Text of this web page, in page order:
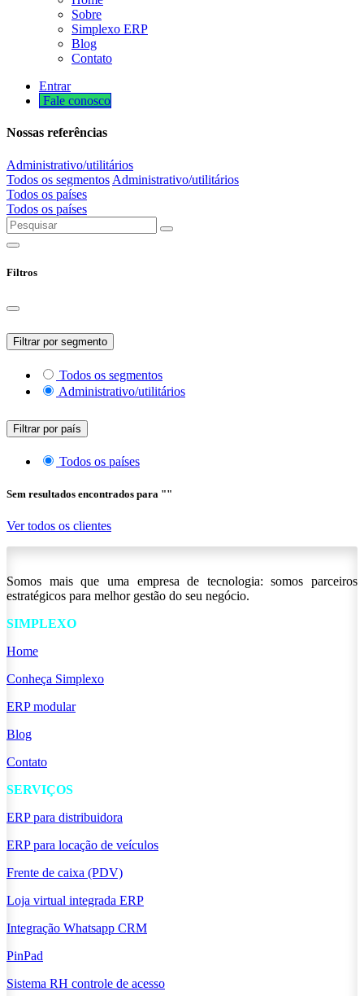
Sobre
Simplexo ERP
Blog
Contato
Entrar
Fale cono​​​​​​​​sco
Nossas referências
Administrativo/utilitários
Todos os segmentos Administrativo/utilitários
Todos os países
Todos os países
Filtros
Filtrar por segmento
Todos os segmentos
Administrativo/utilitários
Filtrar por país
Todos os países
Sem resultados encontrados para ""
Ver todos os clientes
Somos mais que uma empresa de tecnologia: somos parceiros
estratégicos para melhor gestão do seu negócio.
SIMPLEXO
Home
Conheça Simplexo
ERP modular
Blog
Contato
SERVIÇOS
ERP para distribuidora
ERP para locação de veículos
Frente de caixa (PDV)
Loja virtual integrada ERP
Integração Whatsapp CRM
PinPad
Sistema RH controle de acesso